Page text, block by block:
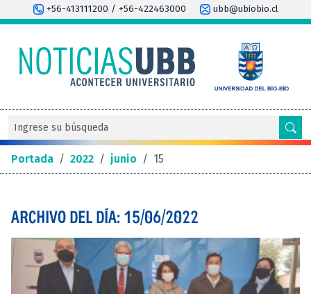
+56-413111200 / +56-422463000 ubb@ubiobio.cl
Portada / 2022 / junio / 15
ARCHIVO DEL DÍA: 15/06/2022